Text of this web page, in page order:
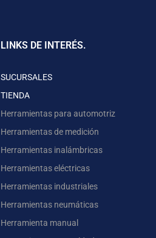
LINKS DE INTERÉS.
SUCURSALES
TIENDA
Herramientas para automotriz
Herramientas de medición
Herramientas inalámbricas
Herramientas eléctricas
Herramientas industriales
Herramientas neumáticas
Herramienta manual